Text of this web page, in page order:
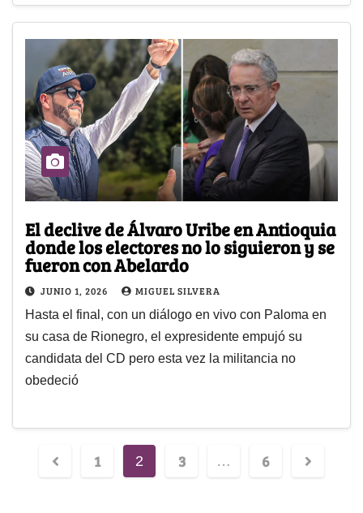
El declive de Álvaro Uribe en Antioquia
donde los electores no lo siguieron y se
fueron con Abelardo
JUNIO 1, 2026 MIGUEL SILVERA
Hasta el final, con un diálogo en vivo con Paloma en
su casa de Rionegro, el expresidente empujó su
candidata del CD pero esta vez la militancia no
obedeció
1 2 3 … 6